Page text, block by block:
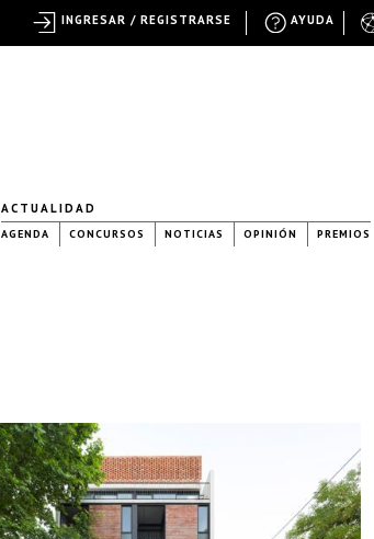
ACTUALIDAD
AGENDA CONCURSOS NOTICIAS OPINIÓN PREMIOS
AYUDA
INGRESAR / REGISTRARSE